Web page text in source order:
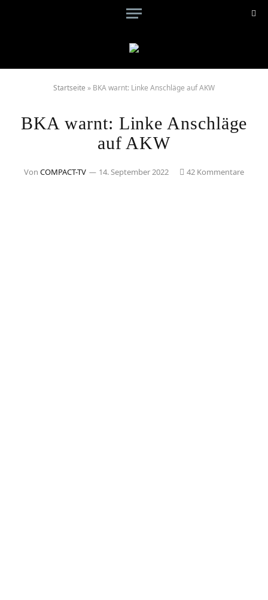
Startseite » BKA warnt: Linke Anschläge auf AKW
BKA warnt: Linke Anschläge
auf AKW
Von COMPACT-TV 14. September 2022 42 Kommentare